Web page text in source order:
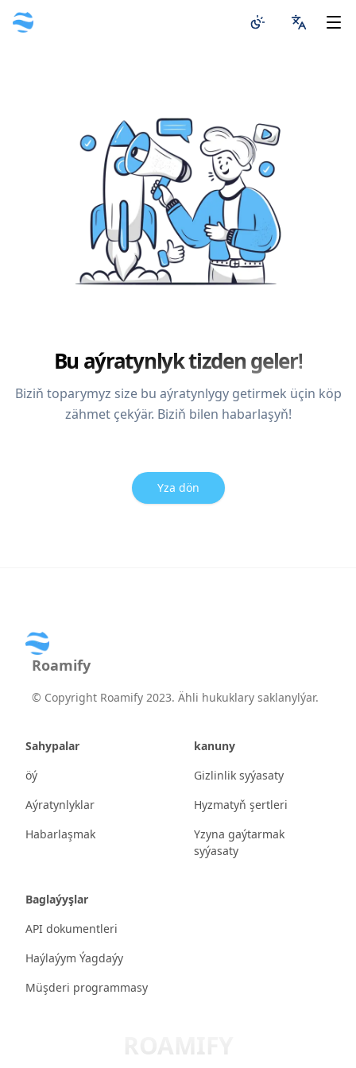
Bu aýratynlyk tizden geler!
Biziň toparymyz size bu aýratynlygy getirmek üçin köp
zähmet çekýär. Biziň bilen habarlaşyň!
Yza dön
Roamify
© Copyright Roamify 2023. Ähli hukuklary saklanylýar.
Sahypalar
öý
Aýratynlyklar
Habarlaşmak
kanuny
Gizlinlik syýasaty
Hyzmatyň şertleri
Yzyna gaýtarmak
syýasaty
Baglaýyşlar
API dokumentleri
Haýlaýym Ýagdaýy
Müşderi programmasy